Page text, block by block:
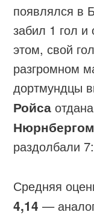
появлялся в
забил 1 гол
этом, свой
разгромном
дортмундцы
Ройса
Нюрнбергом
раздолбали
Средняя
4,14 —